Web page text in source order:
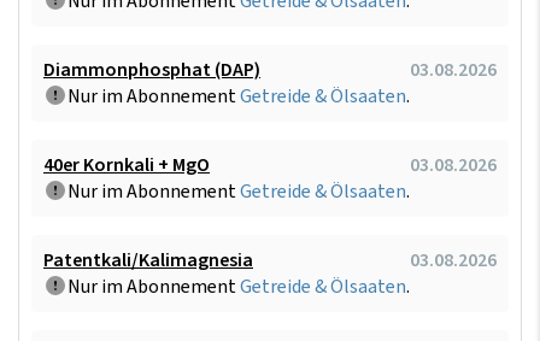
Diammonphosphat (DAP)
03.08.2026
Nur im AbonnementGetreide & Ölsaaten.
40er Kornkali + MgO
03.08.2026
Nur im AbonnementGetreide & Ölsaaten.
Patentkali/Kalimagnesia
03.08.2026
Nur im AbonnementGetreide & Ölsaaten.